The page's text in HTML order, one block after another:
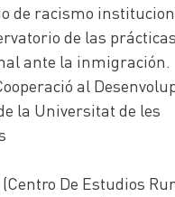
de racismo
de las
ante la inmigración.
al
la Universitat de les
(Centro De Estudios